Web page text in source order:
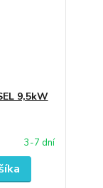
9,5kW
3-7 dní